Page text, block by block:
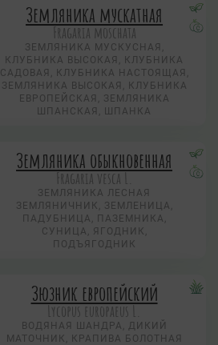
Земляника мускатная
Fragaria moschata
ЗЕМЛЯНИКА МУСКУСНАЯ,
КЛУБНИКА ВЫСОКАЯ, КЛУБНИКА
САДОВАЯ, КЛУБНИКА НАСТОЯЩАЯ,
ЗЕМЛЯНИКА ВЫСОКАЯ, КЛУБНИКА
ЕВРОПЕЙСКАЯ, ЗЕМЛЯНИКА
ШПАНСКАЯ, ШПАНКА
Земляника обыкновенная
Fragaria vesca L.
ЗЕМЛЯНИКА ЛЕСНАЯ
ЗЕМЛЯНИЧНИК, ЗЕМЛЕНИЦА,
ПАДУБНИЦА, ПАЗЕМНИКА,
СУНИЦА, ЯГОДНИК,
ПОДЪЯГОДНИК
Зюзник европейский
Lycopus europaeus L.
ВОДЯНАЯ ШАНДРА, ДИКИЙ
МАТОЧНИК, КРАПИВА БОЛОТНАЯ